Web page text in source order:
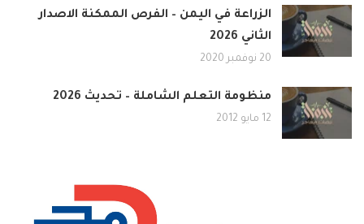
الزراعة في اليمن – الفرص الممكنة الاصدار
الثاني 2026
20 نوفمبر 2020
منظومة التعلم الشاملة – تحديث 2026
12 مايو 2012